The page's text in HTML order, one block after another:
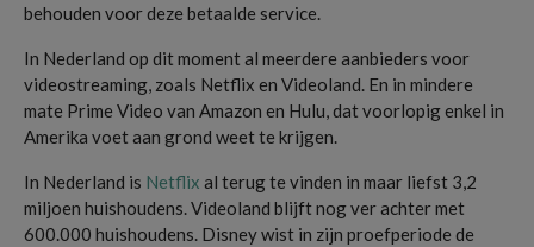
behouden voor deze betaalde service.
In Nederland op dit moment al meerdere aanbieders voor
videostreaming, zoals Netflix en Videoland. En in mindere
mate Prime Video van Amazon en Hulu, dat voorlopig enkel in
Amerika voet aan grond weet te krijgen.
In Nederland is Netflix al terug te vinden in maar liefst 3,2
miljoen huishoudens. Videoland blijft nog ver achter met
600.000 huishoudens. Disney wist in zijn proefperiode de